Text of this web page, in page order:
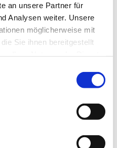
an unsere Partner für
Analysen weiter. Unsere
möglicherweise mit
Sie ihnen bereitgestellt